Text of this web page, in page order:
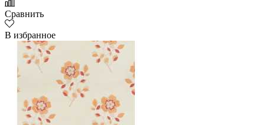
Сравнить
В избранное